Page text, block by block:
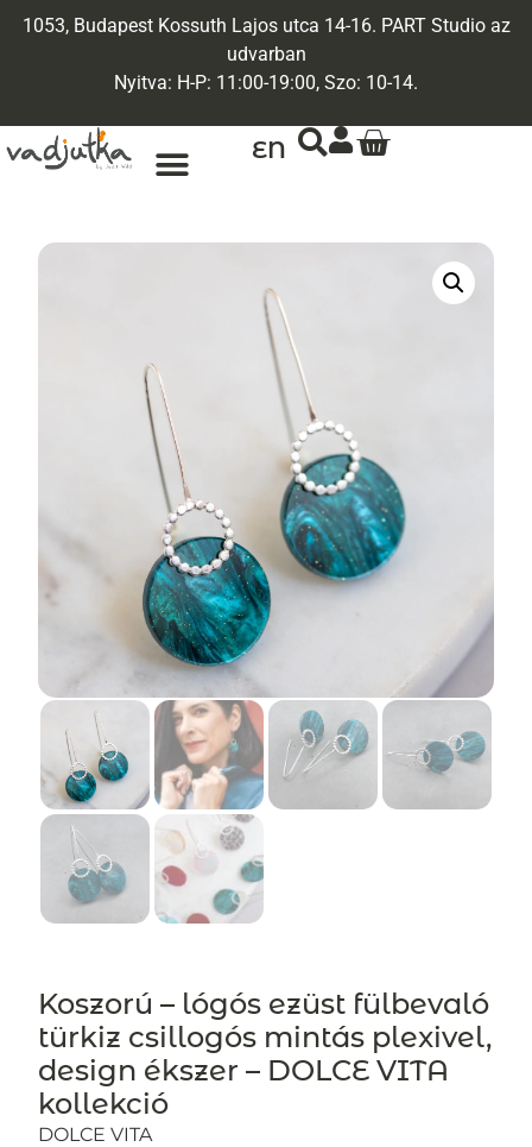
1053, Budapest Kossuth Lajos utca 14-16. PART Studio az
udvarban
Nyitva: H-P: 11:00-19:00, Szo: 10-14.
EN
Koszorú – lógós ezüst fülbevaló
türkiz csillogós mintás plexivel,
design ékszer – DOLCE VITA
kollekció
DOLCE VITA